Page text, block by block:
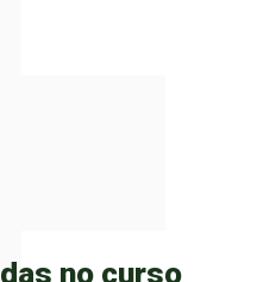
no curso